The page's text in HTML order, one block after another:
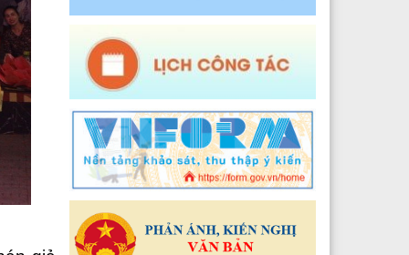
tế xã Dào San
tế xã Thu Lũm
tế xã Nậm Tăm
Y tế xã Bum Tở
Y tế xã Nậm Cuổi
Y tế xã Bình Lư
Y tế xã Khổng Lào